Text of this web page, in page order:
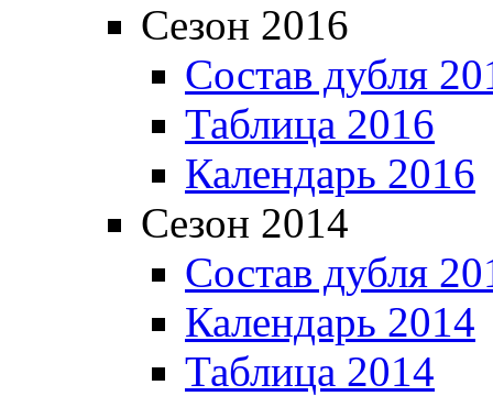
Сезон 2016
Состав дубля
Таблица 2016
Календарь 2016
Сезон 2014
Состав дубля
Календарь 2014
Таблица 2014